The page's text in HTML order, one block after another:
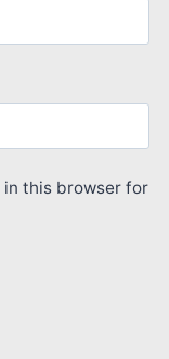
in this browser for